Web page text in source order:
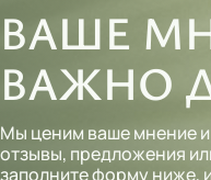
ВАШЕ
ВАЖНО
Мы ценим ваше мнение
отзывы, предложения
заполните форму ниже,